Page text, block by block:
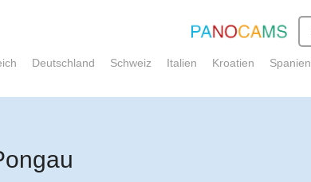
Deutschland Schweiz Italien Kroatien Spanien